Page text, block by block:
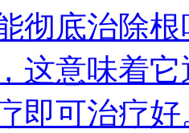
彻底治除
这意味着
即可治疗